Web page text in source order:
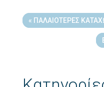
« ΠΑΛΑΙΌΤΕΡΕΣ